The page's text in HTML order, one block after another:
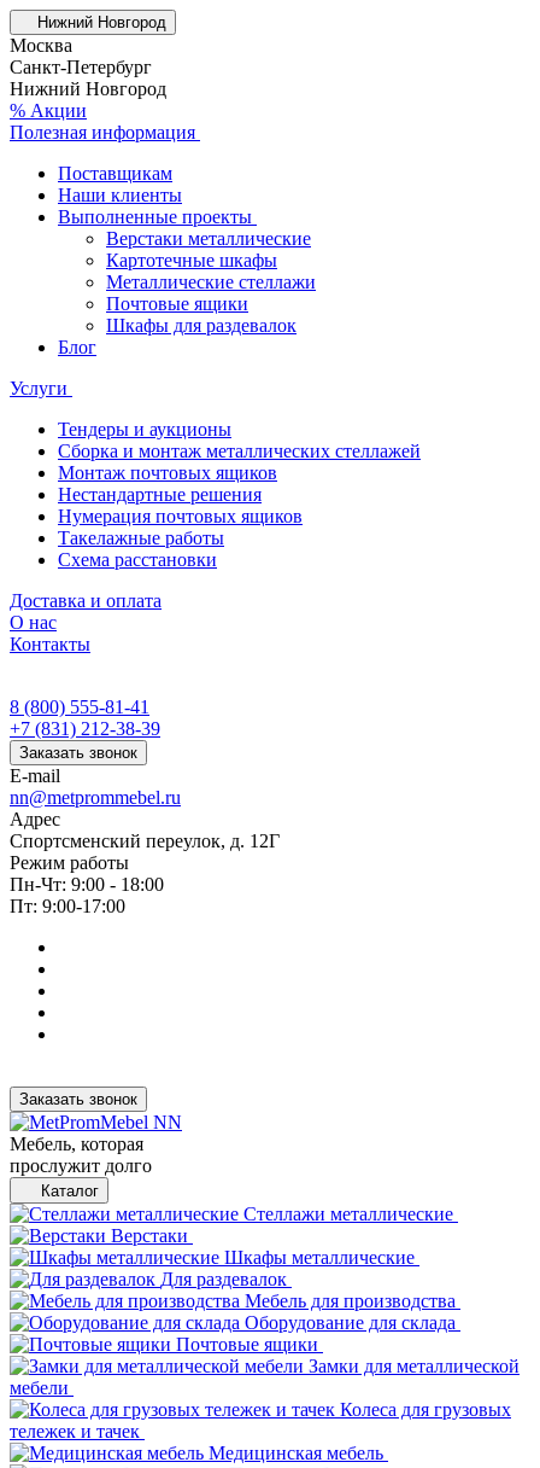
Нижний Новгород
Москва
Санкт-Петербург
Нижний Новгород
% Акции
Полезная информация
Поставщикам
Наши клиенты
Выполненные проекты
Верстаки металлические
Картотечные шкафы
Металлические стеллажи
Почтовые ящики
Шкафы для раздевалок
Блог
Услуги
Тендеры и аукционы
Сборка и монтаж металлических стеллажей
Монтаж почтовых ящиков
Нестандартные решения
Нумерация почтовых ящиков
Такелажные работы
Схема расстановки
Доставка и оплата
О нас
Контакты
8 (800) 555-81-41
+7 (831) 212-38-39
Заказать звонок
E-mail
nn@metprommebel.ru
Адрес
Спортсменский переулок, д. 12Г
Режим работы
Пн-Чт: 9:00 - 18:00
Пт: 9:00-17:00
Заказать звонок
Мебель, которая
прослужит долго
Каталог
Стеллажи металлические
Верстаки
Шкафы металлические
Для раздевалок
Мебель для производства
Оборудование для склада
Почтовые ящики
Замки для металлической
мебели
Колеса для грузовых
тележек и тачек
Медицинская мебель